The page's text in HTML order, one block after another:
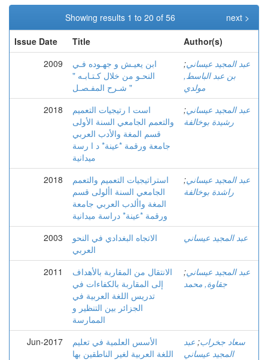
Showing results 1 to 20 of 56
next >
Issue Date
Title
Author(s)
2009
ابن يعيـش و جهـوده فـي
النحـو من خلال كـتـابـه "
شـرح المفـصـل "
عبد المجيد عيساني;
بن عبد الباسط,
مولدي
2018
است ا رتيجيات التعميم
والتعمم الجامعي السنة الأولى
قسم المغة والأدب العربي
جامعة ورقمة *عينة* د ا رسة
ميدانية
عبد المجيد عيساني;
رشيدة بوخالفة
2018
استراتيجيات التعميم والتعمم
الجامعي السنة األولى قسم
المغة واألدب العربي جامعة
ورقمة *عينة* دراسة ميدانية
عبد المجيد عيساني;
راشدة بوخالفة
2003
الاتجاه البغدادي في النحو
العربي
عبد المجيد عيساني
2011
الانتقال من المقاربة بالأهداف
إلى المقاربة بالكفاءات في
تدريس اللغة العربية في
الجزائر بين التنظير و
الممارسة
عبد المجيد عيساني;
جقاوة, محمد
Jun-2017
الأسس العلمية في تعليم
اللغة العربية لغير الناطقين بها
سعاد جخراب; عبد
المجيد عيساني